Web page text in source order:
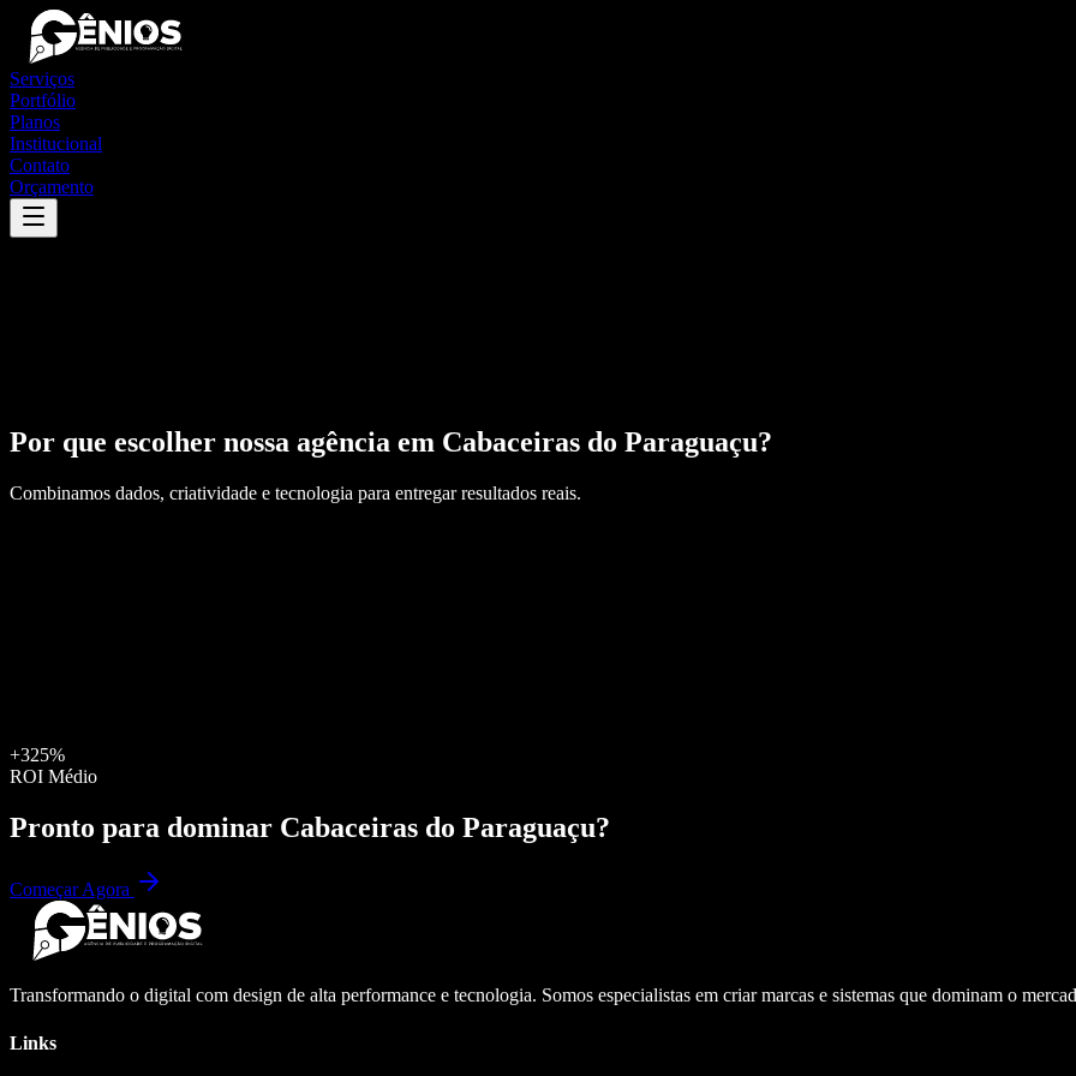
Serviços
Portfólio
Planos
Institucional
Contato
Orçamento
Por que escolher nossa agência em Cabaceiras do Paraguaçu?
Combinamos dados, criatividade e tecnologia para entregar resultados reais.
+325%
ROI Médio
Pronto para dominar Cabaceiras do Paraguaçu?
Começar Agora
Transformando o digital com design de alta performance e tecnologia. Somos especialistas em criar marcas e sistemas que dominam o
Links